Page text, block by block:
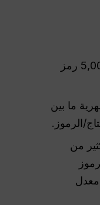
متوسط طلب الترميز: ~3,000–5,000 رمز
الرموز.
من
معدل